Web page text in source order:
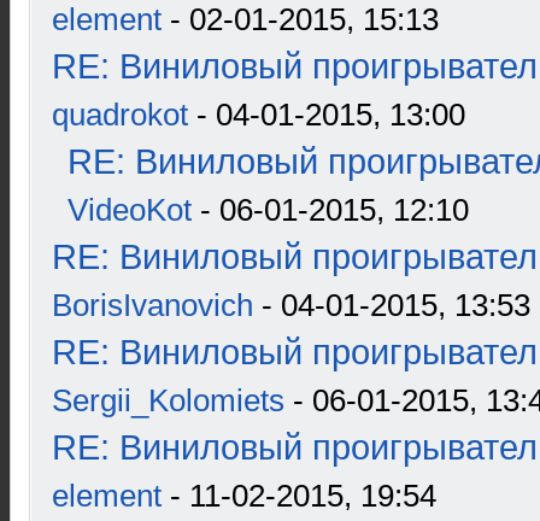
element - 02-01-2015, 15:13
RE: Виниловый
quadrokot - 04-01-2015, 13:00
RE: Виниловый
VideoKot - 06-01-2015, 12:10
RE: Виниловый
BorisIvanovich - 04-01-2015, 13:53
RE: Виниловый
Sergii_Kolomiets - 06-01-2015,
RE: Виниловый
element - 11-02-2015, 19:54